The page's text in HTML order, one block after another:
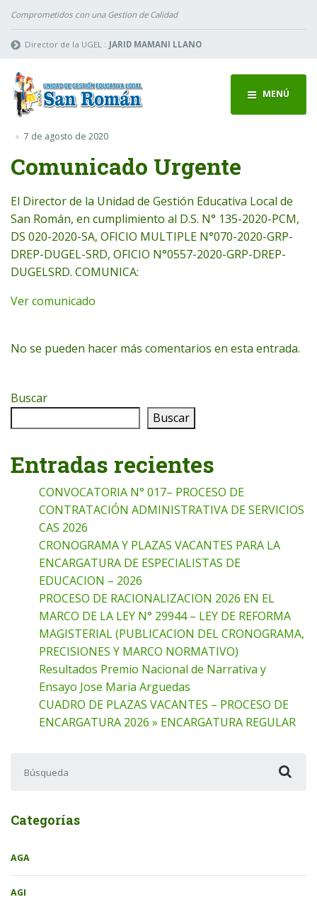
Comprometidos con una Gestion de Calidad
Director de la UGEL : JARID MAMANI LLANO
MENÚ
7 de agosto de 2020
Comunicado Urgente
El Director de la Unidad de Gestión Educativa Local de
San Román, en cumplimiento al D.S. N° 135-2020-PCM,
DS 020-2020-SA, OFICIO MULTIPLE N°070-2020-GRP-
DREP-DUGEL-SRD, OFICIO N°0557-2020-GRP-DREP-
DUGELSRD. COMUNICA:
Ver comunicado
No se pueden hacer más comentarios en esta entrada.
Buscar
Buscar
Entradas recientes
CONVOCATORIA N° 017– PROCESO DE
CONTRATACIÓN ADMINISTRATIVA DE SERVICIOS
CAS 2026
CRONOGRAMA Y PLAZAS VACANTES PARA LA
ENCARGATURA DE ESPECIALISTAS DE
EDUCACION – 2026
PROCESO DE RACIONALIZACION 2026 EN EL
MARCO DE LA LEY N° 29944 – LEY DE REFORMA
MAGISTERIAL (PUBLICACION DEL CRONOGRAMA,
PRECISIONES Y MARCO NORMATIVO)
Resultados Premio Nacional de Narrativa y
Ensayo Jose Maria Arguedas
CUADRO DE PLAZAS VACANTES – PROCESO DE
ENCARGATURA 2026 » ENCARGATURA REGULAR
Categorías
AGA
AGI